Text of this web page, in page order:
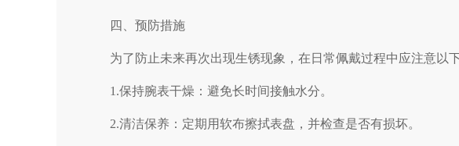
四、预防措施
为了防止未来再次出现生锈现象，在日常佩戴过程中应注意以下
1.保持腕表干燥：避免长时间接触水分。
2.清洁保养：定期用软布擦拭表盘，并检查是否有损坏。